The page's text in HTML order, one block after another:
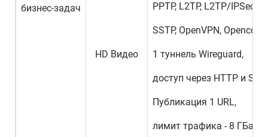
бизнес-задач
HD Видео
PPTP, L2TP, L2TP/IPSec,
SSTP, OpenVPN,
1 туннель Wireguard,
доступ через HTTP и
Публикация 1 URL,
лимит трафика - 8 ГБайт